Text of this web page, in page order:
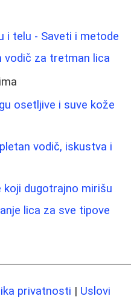
i telu - Saveti i metode
vodič za tretman lica
osetljive i suve kože
vodič, iskustva i
koji dugotrajno mirišu
lica za sve tipove
privatnosti | Uslovi